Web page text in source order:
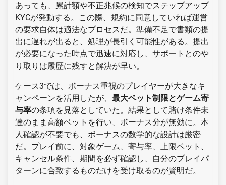
あっても、累計額や不正兆候の検知でステップアップ
KYCが発動する。この際、規約に同意していれば運営
の要求自体は適法なプロセスだ。準備不足で書類の提
出に遅れが出ると、処理が長引く可能性がある。提出
が必要になった時点で迅速に対応し、サポートとのや
り取りは履歴に残すと解決が早い。
ケース3では、ボーナス重視のプレイヤーが大きなキ
ャンペーンを活用したが、 最大ベット制限とゲーム寄
与率の条項を見落としていた。結果として賭け条件未
達のまま高額ベットを行い、ボーナス分が無効に。本
人確認が不要でも、ボーナスの数学的な設計は厳密
だ。プレイ前に、対象ゲーム、寄与率、上限ベット、
キャンセル条件、期間を必ず確認し、自分のプレイパ
ターンに合致するものだけを受け取るのが賢明だ。